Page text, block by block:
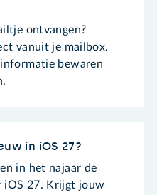
ontvangen?
vanuit je mailbox.
bewaren
in iOS 27?
in het najaar de
iOS 27. Krijgt jouw